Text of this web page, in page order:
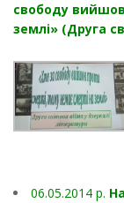
свободу
землі» (Друга
06.05.2014 р.